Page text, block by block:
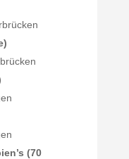
(70